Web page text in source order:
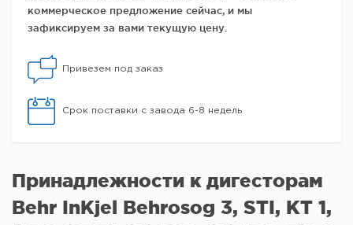
коммерческое предложение сейчас, и мы
зафиксируем за вами текущую цену.
Привезем под заказ
Срок поставки с завода 6-8 недель
Принадлежности к дигесторам
Behr InKjel Behrosog 3, STI, KT 1,